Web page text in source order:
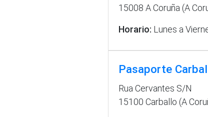
15008 A Coruña (A
Horario: Lunes a
Pasaporte
Rua Cervantes S/N
15100 Carballo (A